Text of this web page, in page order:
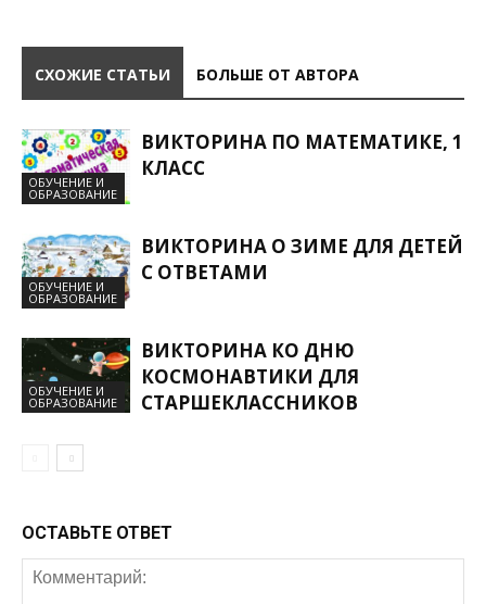
СХОЖИЕ СТАТЬИ БОЛЬШЕ ОТ АВТОРА
ОБУЧЕНИЕ И
ОБРАЗОВАНИЕ
ВИКТОРИНА ПО МАТЕМАТИКЕ, 1
КЛАСС
ОБУЧЕНИЕ И
ОБРАЗОВАНИЕ
ВИКТОРИНА О ЗИМЕ ДЛЯ ДЕТЕЙ
С ОТВЕТАМИ
ОБУЧЕНИЕ И
ОБРАЗОВАНИЕ
ВИКТОРИНА КО ДНЮ
КОСМОНАВТИКИ ДЛЯ
СТАРШЕКЛАССНИКОВ
ОСТАВЬТЕ ОТВЕТ